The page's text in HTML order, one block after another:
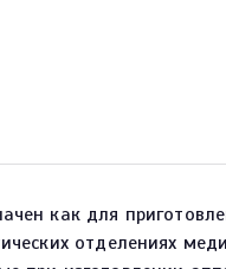
как для
отделениях